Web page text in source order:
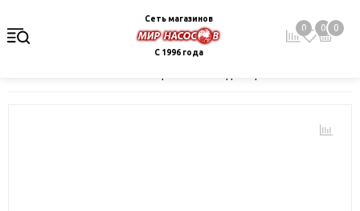
Сеть магазинов
С 1996 года
0 0 0